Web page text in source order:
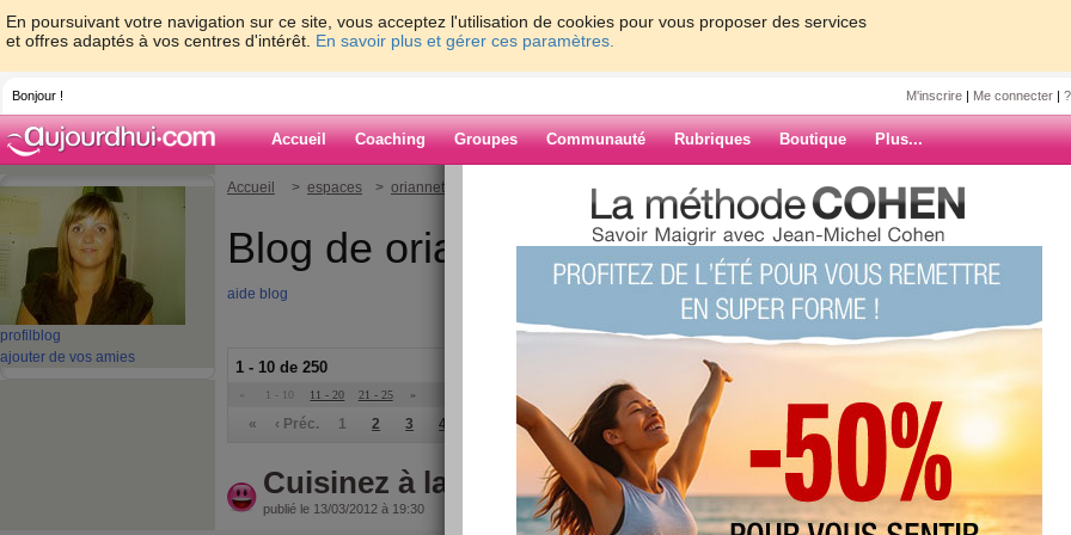
En poursuivant votre navigation sur ce site, vous acceptez l'utilisation de cookies pour vous proposer des services
et offres adaptés à vos centres d'intérêt. En savoir plus et gérer ces paramètres.
Bonjour ! M'inscrire | Me connecter |
Accueil Coaching Groupes Communauté Rubriques Boutique Plus...
profil blog
ajouter de vos amies
Accueil > espaces > oriannetrezeguet
Blog de oriannetrezeguet
aide blog
1 - 10 de 250
« 1 - 10 11 - 20 21 - 25 »
« ‹ Préc. 1 2 3 4 7 8 9 10 Suiv. ›
Cuisinez à la vapeur
publié le 13/03/2012 à 19:30 ARCHIVES